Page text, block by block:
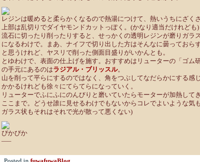
レジンは暖めると柔らかくなるので熱湯につけて、熱いうちにざく
上部は乱切りでダイヤモンドカットっぽく。(かなり適当だけれども)
流石に切ったり削ったりすると、せっかくの透明レジンが磨りガラ
になるわけで。まあ、ナイフで切り出した方はそんなに曇っておら
と思うけれど、ヤスリで削った側面目盛りがいかんとも。
とゆわけで、表面の仕上げを施す。おすすめはリューターの「ゴム
の手元にあるのはラジアル・ブリッスル。
山を削って平らにするのではなく、角をつぶしてなだらかにする感
かかるけれども徐々にてらてらになっていく。
リューターでふにふにのんびりと磨いていたらモーターが加熱して
ここまで。どうせ誰に見せるわけでもないからコレでよいような気
ガラス状もそれはそれで光が散って悪くない)
ぴかぴか
—–